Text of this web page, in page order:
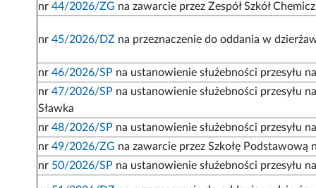
nr44/2026/ZG na zawarcie przez Zespół Szkół
nr45/2026/DZ na przeznaczenie do oddania w
nr46/2026/SP na ustanowienie służebności przesyłu
nr47/2026/SP na ustanowienie służebności przesyłu
Sławka
nr48/2026/SP na ustanowienie służebności przesyłu
nr49/2026/ZG na zawarcie przez Szkołę
nr 50/2026/SP na ustanowienie służebności przesyłu